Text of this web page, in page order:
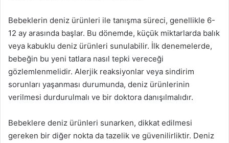
Bebeklerin deniz ürünleri ile tanışma süreci, genellikle 6-
12 ay arasında başlar. Bu dönemde, küçük miktarlarda balık
veya kabuklu deniz ürünleri sunulabilir. İlk denemelerde,
bebeğin bu yeni tatlara nasıl tepki vereceği
gözlemlenmelidir. Alerjik reaksiyonlar veya sindirim
sorunları yaşanması durumunda, deniz ürünlerinin
verilmesi durdurulmalı ve bir doktora danışılmalıdır.
Bebeklere deniz ürünleri sunarken, dikkat edilmesi
gereken bir diğer nokta da tazelik ve güvenilirliktir. Deniz